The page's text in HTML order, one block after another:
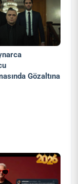
Gözaltına